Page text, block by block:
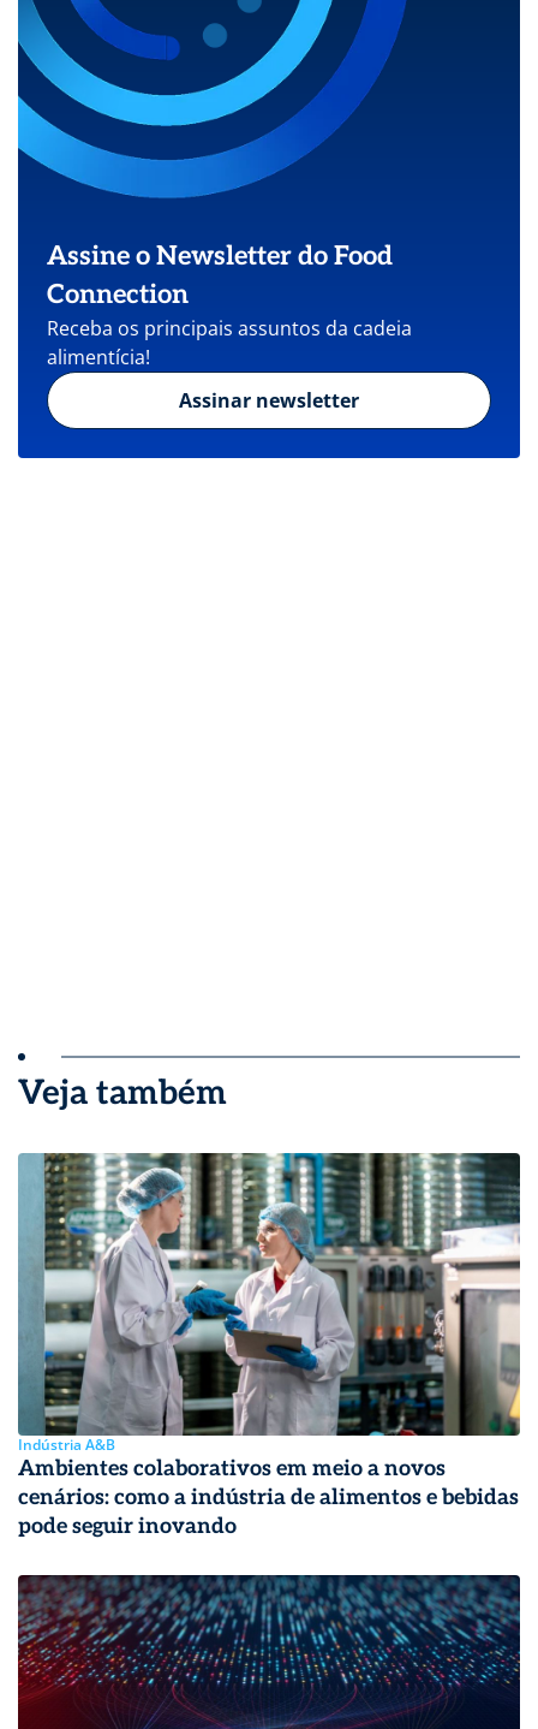
Assine o Newsletter do Food
Connection
Receba os principais assuntos da cadeia
alimentícia!
Assinar newsletter
Veja também
Indústria A&B
Ambientes colaborativos em meio a novos
cenários: como a indústria de alimentos e bebidas
pode seguir inovando